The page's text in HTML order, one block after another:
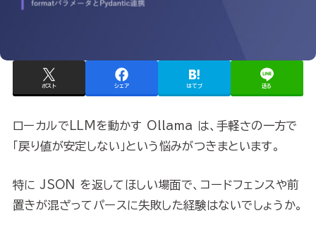
ポスト シェア はてブ 送る
ローカルでLLMを動かす Ollama は、手軽さの一方で
「戻り値が安定しない」という悩みがつきまといます。
特に JSON を返してほしい場面で、コードフェンスや前
置きが混ざってパースに失敗した経験はないでしょうか。